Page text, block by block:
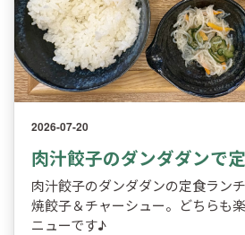
2026-07-20
肉汁餃子のダンダダンで
肉汁餃子のダンダダンの定食ラン
焼餃子＆チャーシュー。どちらも
ニューです♪